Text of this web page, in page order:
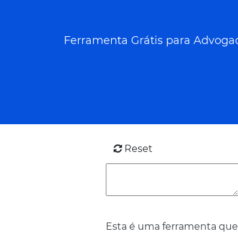
Ferramenta Grátis para
Reset
Esta é uma ferramenta